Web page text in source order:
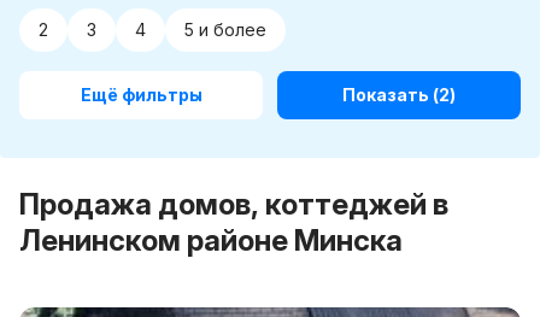
2 3 4 5 и более
Ещё фильтры Показать (2)
Продажа домов, коттеджей в
Ленинском районе Минска